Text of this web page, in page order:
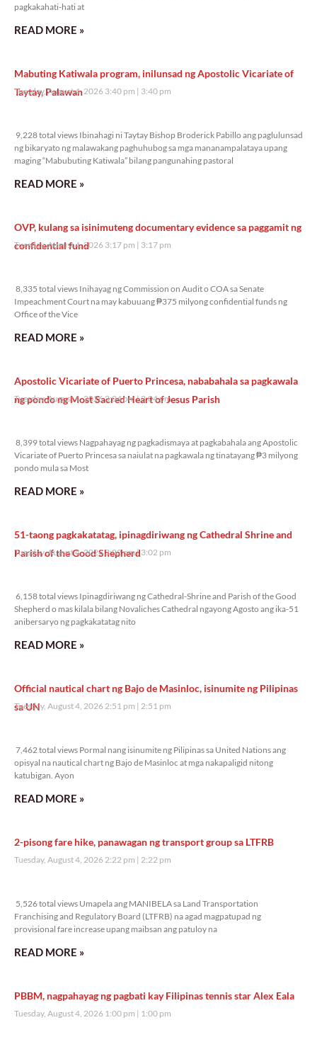
pagkakahati-hati at
READ MORE »
Mabuting Katiwala program, inilunsad ng Apostolic Vicariate of
Taytay, Palawan
Tuesday, August 4, 2026 3:40 pm 3:40 pm
9,228 total views Ibinahagi ni Taytay Bishop Broderick Pabillo ang paglulunsad
ng bikaryato ng malawakang paghuhubog sa mga mananampalataya upang
maging “Mabubuting Katiwala” bilang pangunahing pastoral
READ MORE »
OVP, kulang sa isinimuteng documentary evidence sa paggamit ng
confidential fund
Tuesday, August 4, 2026 3:17 pm 3:17 pm
8,335 total views Inihayag ng Commission on Audit o COA sa Senate
Impeachment Court na may kabuuang ₱375 milyong confidential funds ng
Office of the Vice
READ MORE »
Apostolic Vicariate of Puerto Princesa, nababahala sa pagkawala
ng pondo ng Most Sacred Heart of Jesus Parish
Tuesday, August 4, 2026 3:04 pm 3:04 pm
8,399 total views Nagpahayag ng pagkadismaya at pagkabahala ang Apostolic
Vicariate of Puerto Princesa sa naiulat na pagkawala ng tinatayang ₱3 milyong
pondo mula sa Most
READ MORE »
51-taong pagkakatatag, ipinagdiriwang ng Cathedral Shrine and
Parish of the Good Shepherd
Tuesday, August 4, 2026 3:02 pm 3:02 pm
6,158 total views Ipinagdiriwang ng Cathedral-Shrine and Parish of the Good
Shepherd o mas kilala bilang Novaliches Cathedral ngayong Agosto ang ika-51
anibersaryo ng pagkakatatag nito
READ MORE »
Official nautical chart ng Bajo de Masinloc, isinumite ng Pilipinas
sa UN
Tuesday, August 4, 2026 2:51 pm 2:51 pm
7,462 total views Pormal nang isinumite ng Pilipinas sa United Nations ang
opisyal na nautical chart ng Bajo de Masinloc at mga nakapaligid nitong
katubigan. Ayon
READ MORE »
2-pisong fare hike, panawagan ng transport group sa LTFRB
Tuesday, August 4, 2026 2:22 pm 2:22 pm
5,526 total views Umapela ang MANIBELA sa Land Transportation
Franchising and Regulatory Board (LTFRB) na agad magpatupad ng
provisional fare increase upang maibsan ang patuloy na
READ MORE »
PBBM, nagpahayag ng pagbati kay Filipinas tennis star Alex Eala
Tuesday, August 4, 2026 1:00 pm 1:00 pm